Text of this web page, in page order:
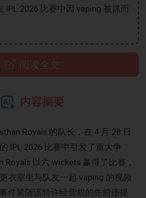
IPL 2026 比赛中因 vaping 被抓而
阅读全文
内容摘要
Royals 的队长，在 4 月 28 日
IPL 2026 比赛中引发了重大争
Royals 以六 wickets 赢得了比赛，
衣室里与队友一起 vaping 的视频
件紧随该特许经营权的先前违规